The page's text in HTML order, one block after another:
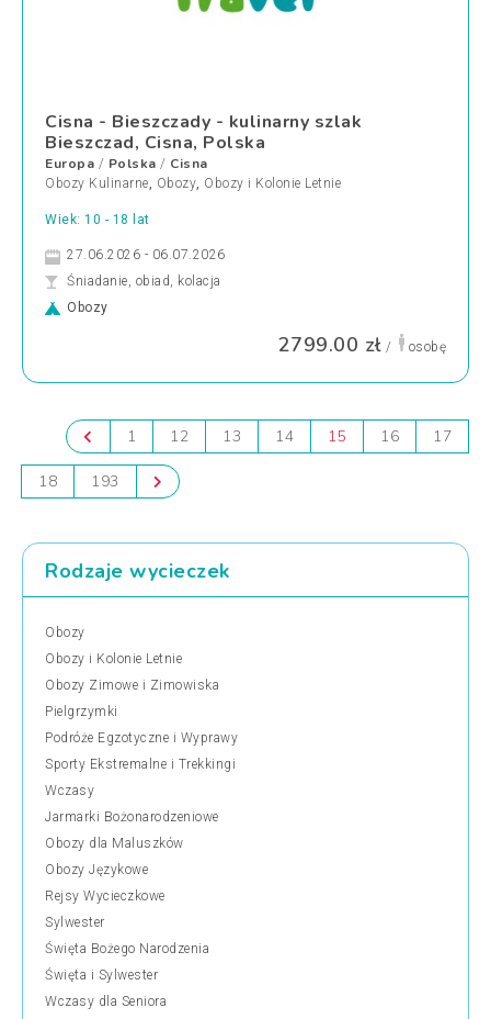
Cisna - Bieszczady - kulinarny szlak
Bieszczad, Cisna, Polska
Europa / Polska / Cisna
Obozy Kulinarne, Obozy, Obozy i Kolonie Letnie
Wiek: 10 - 18 lat
27.06.2026 - 06.07.2026
Śniadanie, obiad, kolacja
Obozy
2799.00 zł / osobę
1 12 13 14 15 16 17
18 193
Rodzaje wycieczek
Obozy
Obozy i Kolonie Letnie
Obozy Zimowe i Zimowiska
Pielgrzymki
Podróże Egzotyczne i Wyprawy
Sporty Ekstremalne i Trekkingi
Wczasy
Jarmarki Bożonarodzeniowe
Obozy dla Maluszków
Obozy Językowe
Rejsy Wycieczkowe
Sylwester
Święta Bożego Narodzenia
Święta i Sylwester
Wczasy dla Seniora